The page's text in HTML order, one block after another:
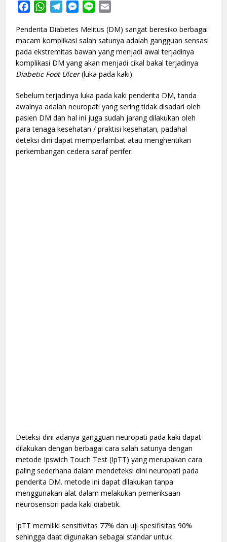
FacebookWhatsApp
TelegramMessenger
Line
Penderita Diabetes Melitus (DM) sangat beresiko berbagai
macam komplikasi salah satunya adalah gangguan sensasi
pada ekstremitas bawah yang menjadi awal terjadinya
komplikasi DM yang akan menjadi cikal bakal terjadinya
Diabetic Foot Ulcer(luka pada kaki).
Sebelum terjadinya luka pada kaki penderita DM, tanda
awalnya adalah neuropati yang sering tidak disadari oleh
pasien DM dan hal ini juga sudah jarang dilakukan oleh
para tenaga kesehatan / praktisi kesehatan, padahal
deteksi dini dapat memperlambat atau menghentikan
perkembangan cedera saraf perifer.
Deteksi dini adanya gangguan neuropati pada kaki dapat
dilakukan dengan berbagai cara salah satunya dengan
metode Ipswich Touch Test (IpTT) yang merupakan cara
paling sederhana dalam mendeteksi dini neuropati pada
penderita DM. metode ini dapat dilakukan tanpa
menggunakan alat dalam melakukan pemeriksaan
neurosensori pada kaki diabetik.
IpTT memiliki sensitivitas 77% dan uji spesifisitas 90%
sehingga daat digunakan sebagai standar untuk